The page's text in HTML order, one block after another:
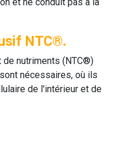
NTC®.
nutriments (NTC®)
nécessaires, où ils
de l'intérieur et de